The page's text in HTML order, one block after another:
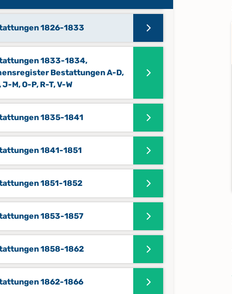
1826-1833
1833-1834,
Bestattungen A-D,
J-M, O-P, R-T, V-W
1835-1841
1841-1851
1851-1852
1853-1857
1858-1862
1862-1866